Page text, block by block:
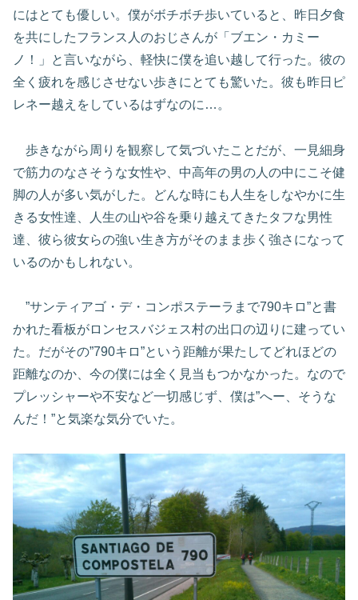
にはとても優しい。僕がボチボチ歩いていると、昨日夕食
を共にしたフランス人のおじさんが「ブエン・カミー
ノ！」と言いながら、軽快に僕を追い越して行った。彼の
全く疲れを感じさせない歩きにとても驚いた。彼も昨日ピ
レネー越えをしているはずなのに…。
歩きながら周りを観察して気づいたことだが、一見細身
で筋力のなさそうな女性や、中高年の男の人の中にこそ健
脚の人が多い気がした。どんな時にも人生をしなやかに生
きる女性達、人生の山や谷を乗り越えてきたタフな男性
達、彼ら彼女らの強い生き方がそのまま歩く強さになって
いるのかもしれない。
”サンティアゴ・デ・コンポステーラまで790キロ”と書
かれた看板がロンセスバジェス村の出口の辺りに建ってい
た。だがその”790キロ”という距離が果たしてどれほどの
距離なのか、今の僕には全く見当もつかなかった。なので
プレッシャーや不安など一切感じず、僕は”へー、そうな
んだ！”と気楽な気分でいた。